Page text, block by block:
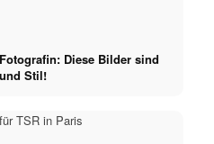
Diese Bilder sind
Stil!